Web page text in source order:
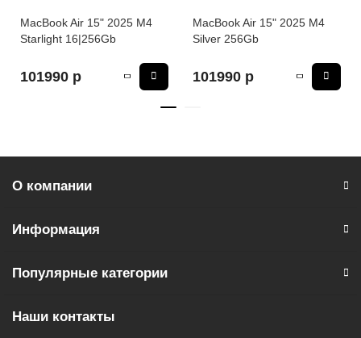
MacBook Air 15" 2025 M4
Starlight 16|256Gb
101990 р
MacBook Air 15" 2025 M4
Silver 256Gb
101990 р
О компании
Информация
Популярные категории
Наши контакты